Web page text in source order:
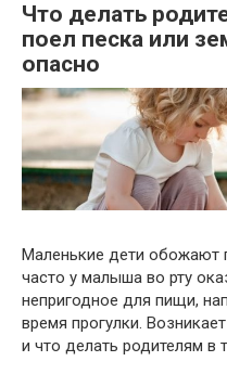
Что делать
поел песка или
опасно
Маленькие дети обожают
часто у малыша во рту
непригодное для пищи,
время прогулки.
и что делать родителям в